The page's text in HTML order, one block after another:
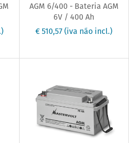
AGM 6/400 - Bateria AGM
6V / 400 Ah
€ 510,57(iva não incl.)